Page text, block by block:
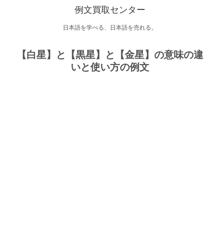
例文買取センター
日本語を学べる、日本語を売れる。
【白星】と【黒星】と【金星】の意味の違
いと使い方の例文